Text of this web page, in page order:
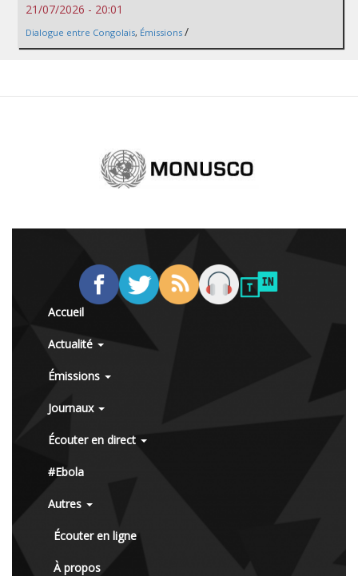
21/07/2026 - 20:01
Dialogue entre Congolais, Émissions /
Accueil
Actualité
Émissions
Journaux
Écouter en direct
#Ebola
Autres
Écouter en ligne
À propos